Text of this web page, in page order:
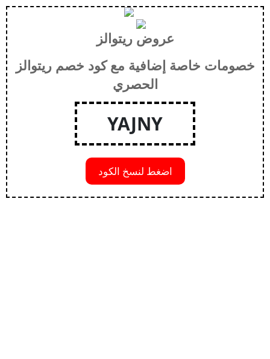
عروض ريتوالز
خصومات خاصة إضافية مع كود خصم ريتوالز
الحصري
YAJNY
اضغط لنسخ الكود